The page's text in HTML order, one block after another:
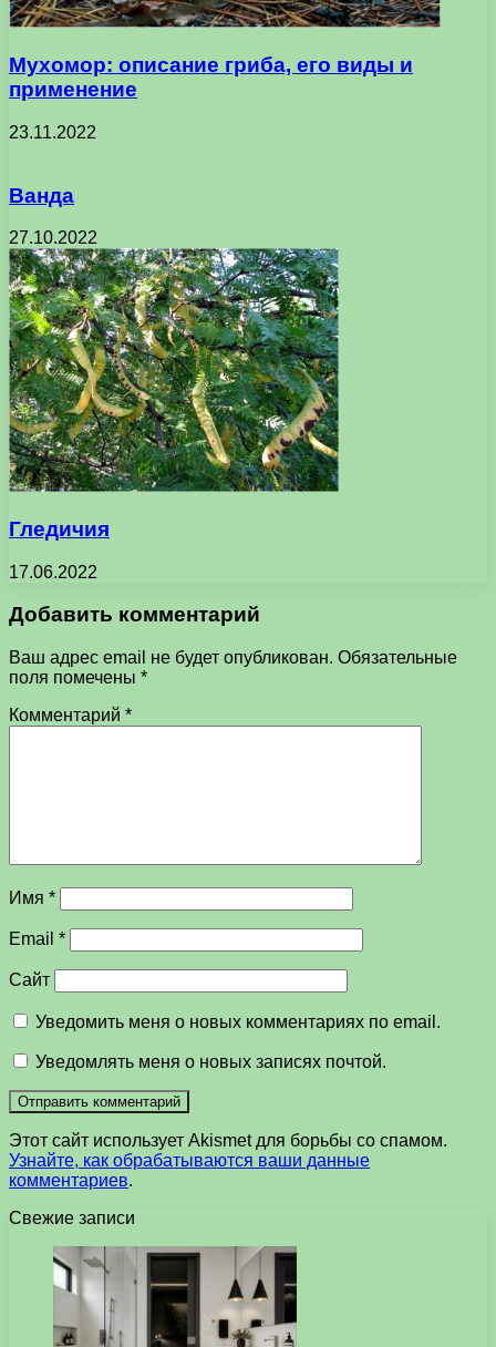
Мухомор: описание гриба, его виды и
применение
23.11.2022
Ванда
27.10.2022
Гледичия
17.06.2022
Добавить комментарий
Ваш адрес email не будет опубликован. Обязательные
поля помечены *
Комментарий *
Имя *
Email *
Сайт
Уведомить меня о новых комментариях по email.
Уведомлять меня о новых записях почтой.
Этот сайт использует Akismet для борьбы со спамом.
Узнайте, как обрабатываются ваши данные
комментариев.
Свежие записи